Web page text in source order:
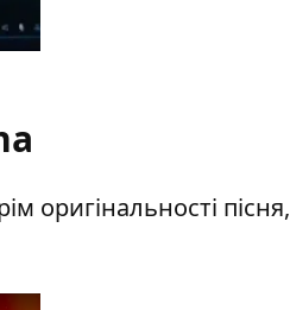
оригінальності пісня,